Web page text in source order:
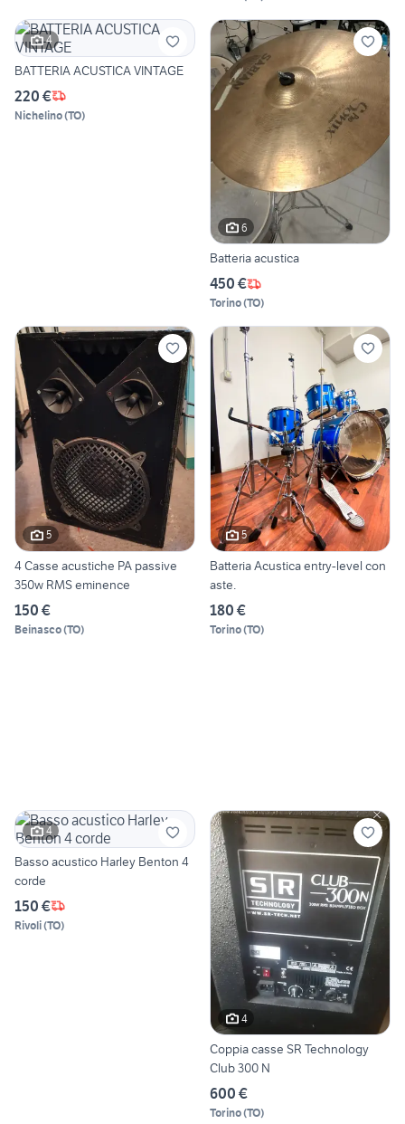
4
BATTERIA ACUSTICA VINTAGE
220 €
Nichelino(TO)
6
Batteria acustica
450 €
Torino(TO)
5
4 Casse acustiche PA passive
350w RMS eminence
150 €
Beinasco(TO)
5
Batteria Acustica entry-level con
aste.
180 €
Torino(TO)
4
Basso acustico Harley Benton 4
corde
150 €
Rivoli(TO)
4
Coppia casse SR Technology
Club 300 N
600 €
Torino(TO)